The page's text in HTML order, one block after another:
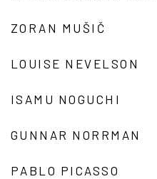
ZORAN MUŠIČ
LOUISE NEVELSON
ISAMU NOGUCHI
GUNNAR NORRMAN
PABLO PICASSO